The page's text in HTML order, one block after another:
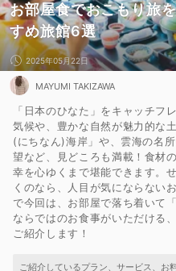
お部屋食でおこもり旅
すめ旅館6選
2025年05月22日
MAYUMI TAKIZAWA
「日本のひなた」をキャッチフ
気候や、豊かな自然が魅力的な
(にちなん)海岸」や、雲海の名
望など、見どころも満載！食材
幸を心ゆくまで堪能できます。
くのなら、人目が気にならない
で今回は、お部屋で落ち着いて
ならではのお食事がいただける
ご紹介します！